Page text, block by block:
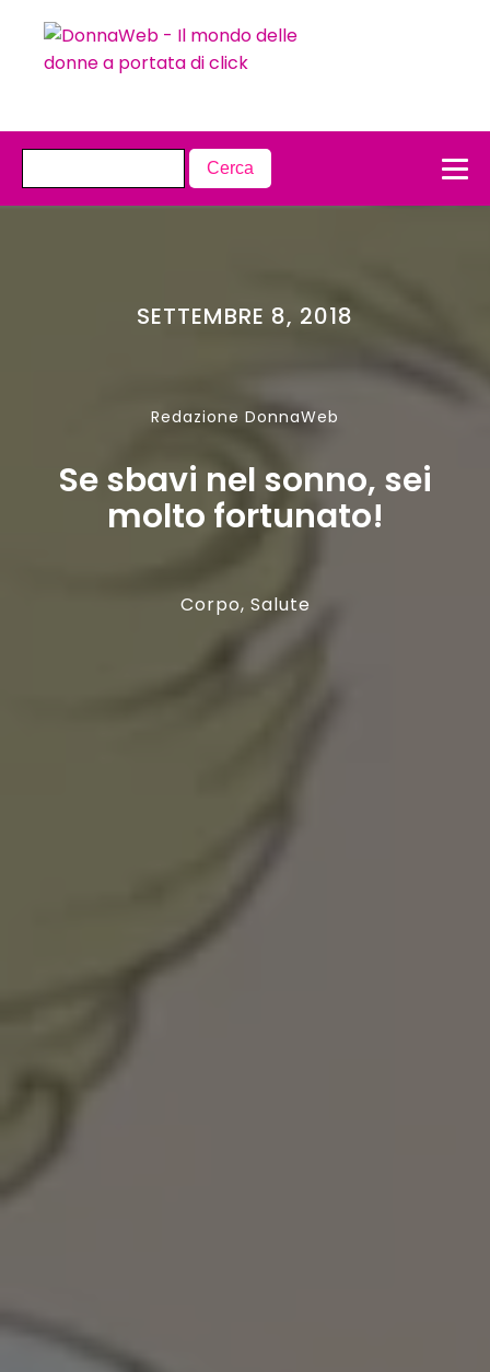
SETTEMBRE 8, 2018
Redazione DonnaWeb
Se sbavi nel sonno, sei
molto fortunato!
Corpo, Salute